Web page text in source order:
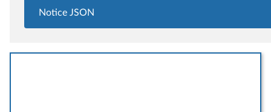
Notice JSON